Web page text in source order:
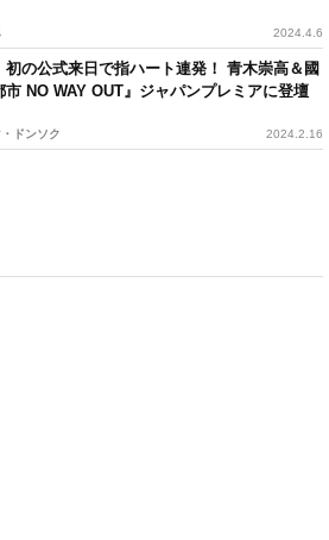
2024.4.6
初の公式来日で指ハート連発！ 青木崇高＆國
市 NO WAY OUT』ジャパンプレミアに登壇
ドンソク 2024.2.16